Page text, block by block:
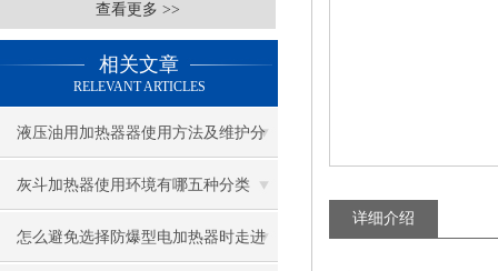
查看更多 >>
相关文章
RELEVANT ARTICLES
液压油用加热器器使用方法及维护分
享给大家
灰斗加热器使用环境有哪五种分类
怎么避免选择防爆型电加热器时走进
详细介绍